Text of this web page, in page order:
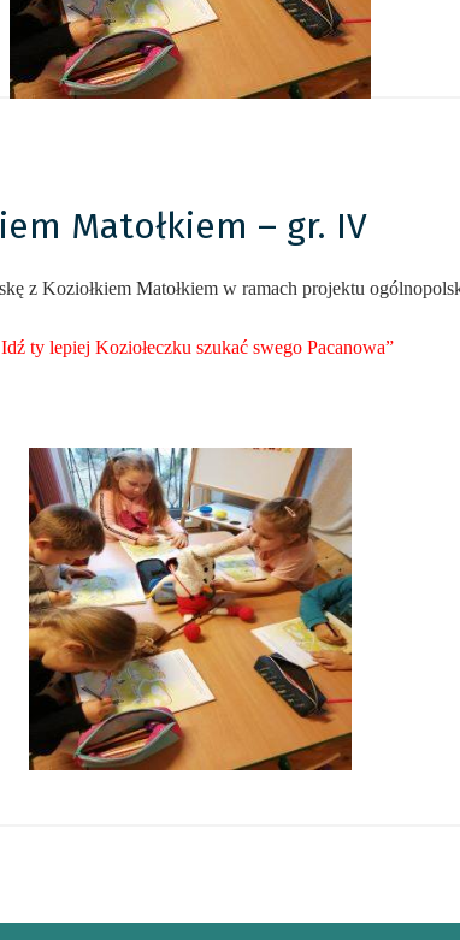
Matołkiem – gr. IV
z Koziołkiem Matołkiem w ramach projektu
ty lepiej Koziołeczku szukać swego Pacanowa”